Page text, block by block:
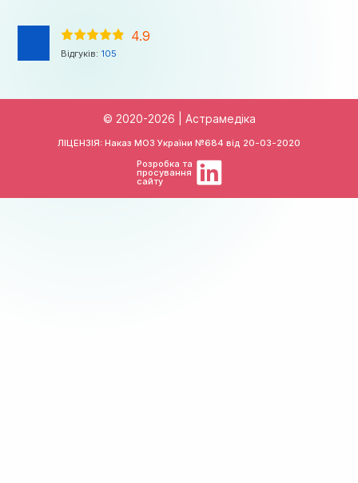
4.9
Відгуків: 105
© 2020-2026 | Астрамедіка
ЛІЦЕНЗІЯ: Наказ МОЗ України №684 від 20-03-2020
Розробка та
просування
сайту